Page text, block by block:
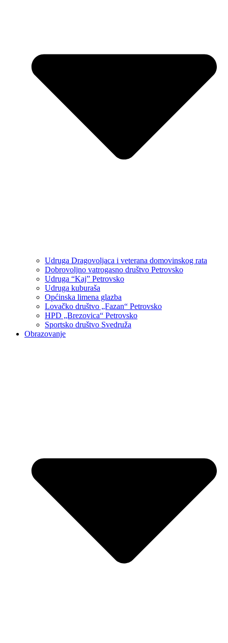
Udruga Dragovoljaca i veterana domovinskog rata
Dobrovoljno vatrogasno društvo Petrovsko
Udruga “Kaj” Petrovsko
Udruga kuburaša
Općinska limena glazba
Lovačko društvo „Fazan“ Petrovsko
HPD „Brezovica“ Petrovsko
Sportsko društvo Svedruža
Obrazovanje